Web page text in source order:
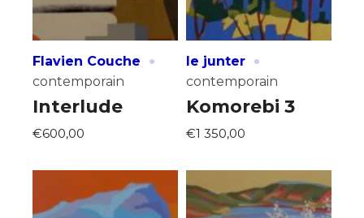
* Champ obligatoire
Flavien Couche ·
contemporain
Interlude
€600,00
le junter ·
contemporain
Komorebi 3
€1 350,00